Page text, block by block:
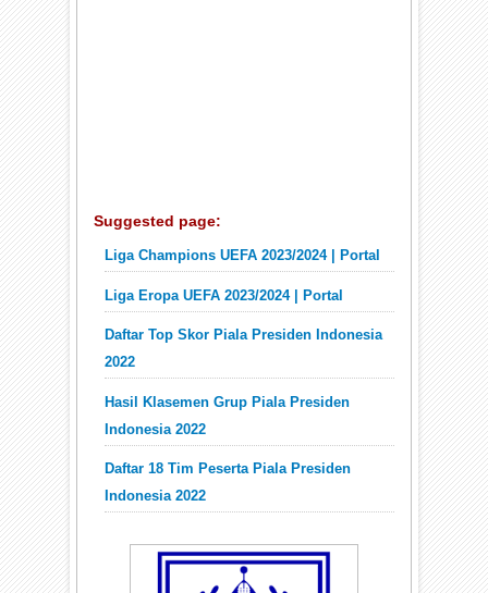
Suggested page:
Liga Champions UEFA 2023/2024 | Portal
Liga Eropa UEFA 2023/2024 | Portal
Daftar Top Skor Piala Presiden Indonesia
2022
Hasil Klasemen Grup Piala Presiden
Indonesia 2022
Daftar 18 Tim Peserta Piala Presiden
Indonesia 2022